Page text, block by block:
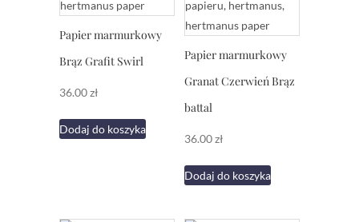
Papier marmurkowy
Brąz Grafit Swirl
36.00zł
Dodaj do koszyka
Papier marmurkowy
Granat Czerwień Brąz
battal
36.00zł
Dodaj do koszyka